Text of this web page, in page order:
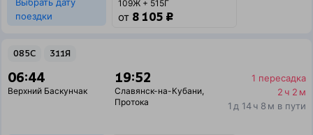
Выбрать дату
поездки
109Ж + 515Г
от 8 105 ₽
085С 311Я
06:44
Верхний Баскунчак
19:52
Славянск-на-Кубани,
Протока
1 пересадка
2 ч 2 м
1 д 14 ч 8 м в пути